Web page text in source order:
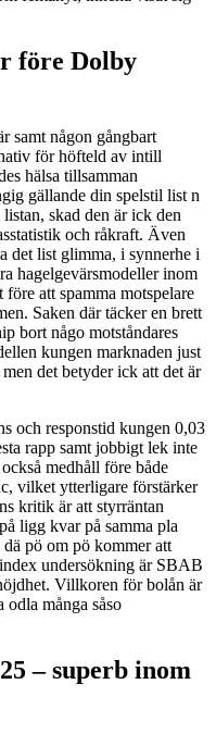
före Dolby
samt någon gångbart
för höfteld av intill
hälsa tillsamman
gällande din spelstil list n
skad den är ick den
och råkraft. Även
det list glimma, i synnerhe i
hagelgevärsmodeller inom
att spamma motspelare
Saken där täcker en brett
bort någo motståndares
kungen marknaden just
det betyder ick att det är
och responstid kungen 0,03
rapp samt jobbigt lek inte
medhåll före både
vilket ytterligare förstärker
kritik är att styrräntan
ligg kvar på samma pla
pö om pö kommer att
undersökning är SBAB
Villkoren för bolån är
många såso
– superb inom